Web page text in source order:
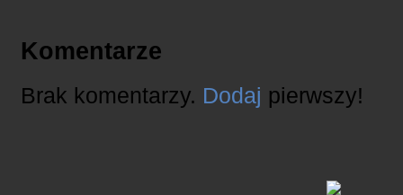
Komentarze
Brak komentarzy. Dodaj pierwszy!